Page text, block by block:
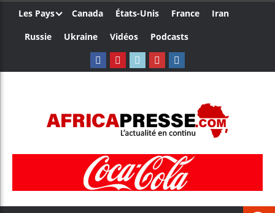
Les Pays Canada États-Unis France
Iran
Russie
Ukraine Vidéos Podcasts